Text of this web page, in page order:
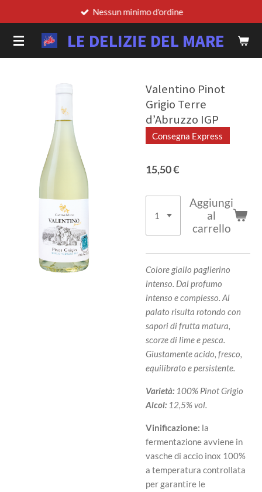
al
contenuto
LE DELIZIE DEL MARE
Nessun minimo d'ordine
Valentino Pinot
Grigio Terre
d’Abruzzo IGP
Consegna Express
15,50 €
Aggiungi
al
carrello
Colore giallo paglierino
intenso. Dal profumo
intenso e complesso. Al
palato risulta rotondo con
sapori di frutta matura,
scorze di lime e pesca.
Giustamente acido, fresco,
equilibrato e persistente.
Varietà: 100% Pinot Grigio
Alcol: 12,5% vol.
Vinificazione: la
fermentazione avviene in
vasche di accio inox 100%
a temperatura controllata
per garantire le